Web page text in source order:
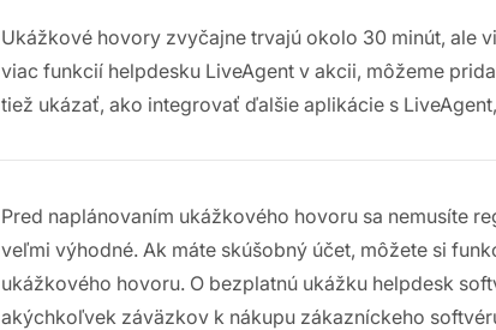
Ukážkové hovory zvyčajne trvajú okolo 30 minút, ale
viac funkcií helpdesku LiveAgent v akcii, môžeme
tiež ukázať, ako integrovať ďalšie aplikácie s
Pred naplánovaním ukážkového hovoru sa nemusíte
veľmi výhodné. Ak máte skúšobný účet, môžete si
ukážkového hovoru. O bezplatnú ukážku helpdesk
akýchkoľvek záväzkov k nákupu zákazníckeho